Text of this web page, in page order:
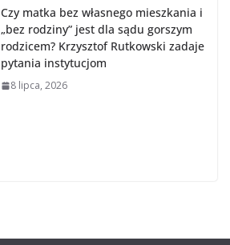
Czy matka bez własnego mieszkania i
„bez rodziny” jest dla sądu gorszym
rodzicem? Krzysztof Rutkowski zadaje
pytania instytucjom
8 lipca, 2026